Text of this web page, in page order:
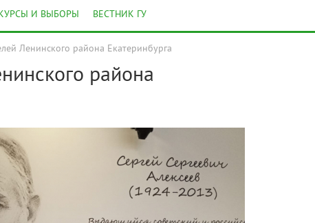
И ВЫБОРЫ ВЕСТНИК ГУ
Ленинского района Екатеринбурга
района